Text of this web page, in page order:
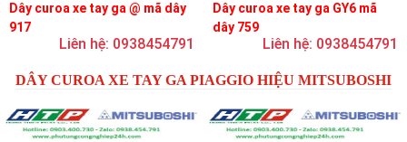
Dây curoa xe tay ga @ mã dây
917
Liên hệ: 0938454791
Dây curoa xe tay ga GY6 mã
dây 759
Liên hệ: 0938454791
DÂY CUROA XE TAY GA PIAGGIO HIỆU MITSUBOSHI